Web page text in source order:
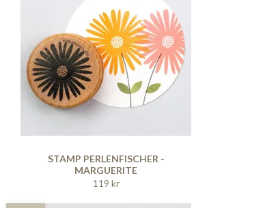
STAMP PERLENFISCHER -
MARGUERITE
119 kr